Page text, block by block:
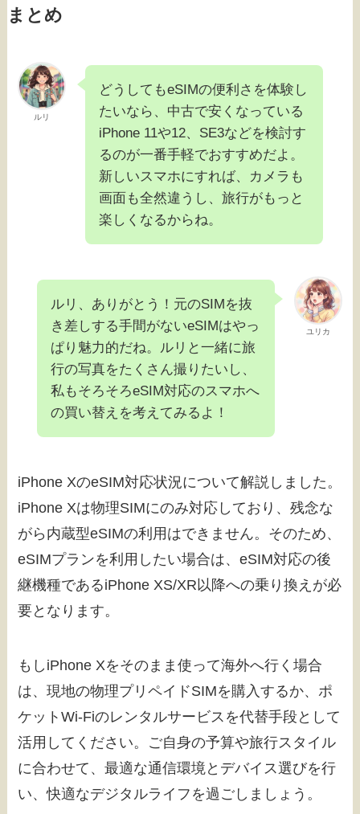
まとめ
ルリ
どうしてもeSIMの便利さを体験し
たいなら、中古で安くなっている
iPhone 11や12、SE3などを検討す
るのが一番手軽でおすすめだよ。
新しいスマホにすれば、カメラも
画面も全然違うし、旅行がもっと
楽しくなるからね。
ユリカ
ルリ、ありがとう！元のSIMを抜
き差しする手間がないeSIMはやっ
ぱり魅力的だね。ルリと一緒に旅
行の写真をたくさん撮りたいし、
私もそろそろeSIM対応のスマホへ
の買い替えを考えてみるよ！
iPhone XのeSIM対応状況について解説しました。
iPhone Xは物理SIMにのみ対応しており、残念な
がら内蔵型eSIMの利用はできません。そのため、
eSIMプランを利用したい場合は、eSIM対応の後
継機種であるiPhone XS/XR以降への乗り換えが必
要となります。
もしiPhone Xをそのまま使って海外へ行く場合
は、現地の物理プリペイドSIMを購入するか、ポ
ケットWi-Fiのレンタルサービスを代替手段として
活用してください。ご自身の予算や旅行スタイル
に合わせて、最適な通信環境とデバイス選びを行
い、快適なデジタルライフを過ごしましょう。